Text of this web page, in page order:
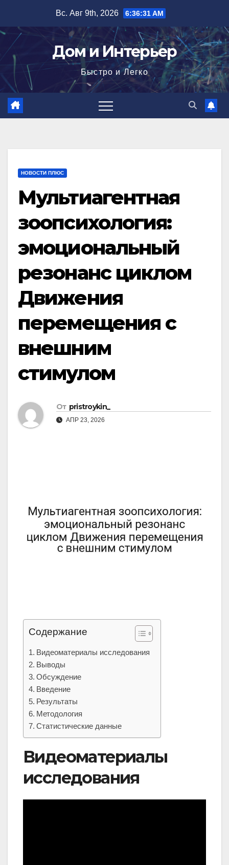
содержимому
Вс. Авг 9th, 2026 6:36:33 AM
Дом и Интерьер
Быстро и Легко
НОВОСТИ ПЛЮС
Мультиагентная
зоопсихология:
эмоциональный
резонанс циклом
Движения
перемещения с
внешним
стимулом
От pristroykin_
АПР 23, 2026
Содержание
Видеоматериалы исследования
Выводы
Обсуждение
Введение
Результаты
Методология
Статистические данные
Видеоматериалы
исследования